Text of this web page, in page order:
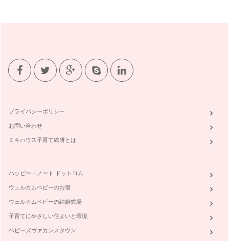
らっしゃるかと思います。 …
むくみ用のオイルでむくみ知らずになろう！
バスボムってよく聞くけど、みなさんその正体ってご存知でし
ょうか？ &n…
ピーのお店でお見かけすることがよく…
気分でアロマを使い分けよう！
アロマテラピーの香りはご自分が良い香り・心地いいと感じる
香りを鼻から芳香・吸入することで、…
プライバシーポリシー
お問い合わせ
ミキハウス子育て総研とは
ハッピー・ノート ドットコム
ウェルカムベビーのお宿
ウェルカムベビーの結婚式場
子育てにやさしい住まいと環境
ベビーズヴァカンスタウン